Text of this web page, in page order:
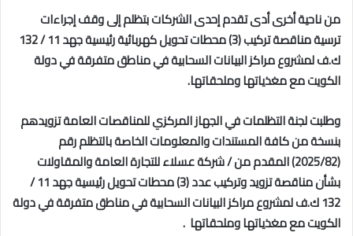
من ناحية أخرىأدى تقدم إحدى الشركات بتظلم إلى وقف إجراءات
ترسية مناقصة تركيب (3) محطات تحويل كهربائية رئيسية جهد 11 / 132
ك.ف لمشروع مراكز البيانات السحابية في مناطق متفرقة في دولة
الكويت مع مغذياتها وملحقاتها.
وطلبت لجنة التظلمات في الجهاز المركزي للمناقصات العامة تزويدهم
بنسخة من كافة المستندات والمعلومات الخاصة بالتظلم رقم
(2025/82) المقدم من / شركة عسلاء للتجارة العامة والمقاولات
بشأن مناقصة تزويد وتركيب عدد (3) محطات تحويل رئيسية جهد 11 /
132 ك.ف لمشروع مراكز البيانات السحابية في مناطق متفرقة في دولة
الكويت مع مغذياتها وملحقاتها .